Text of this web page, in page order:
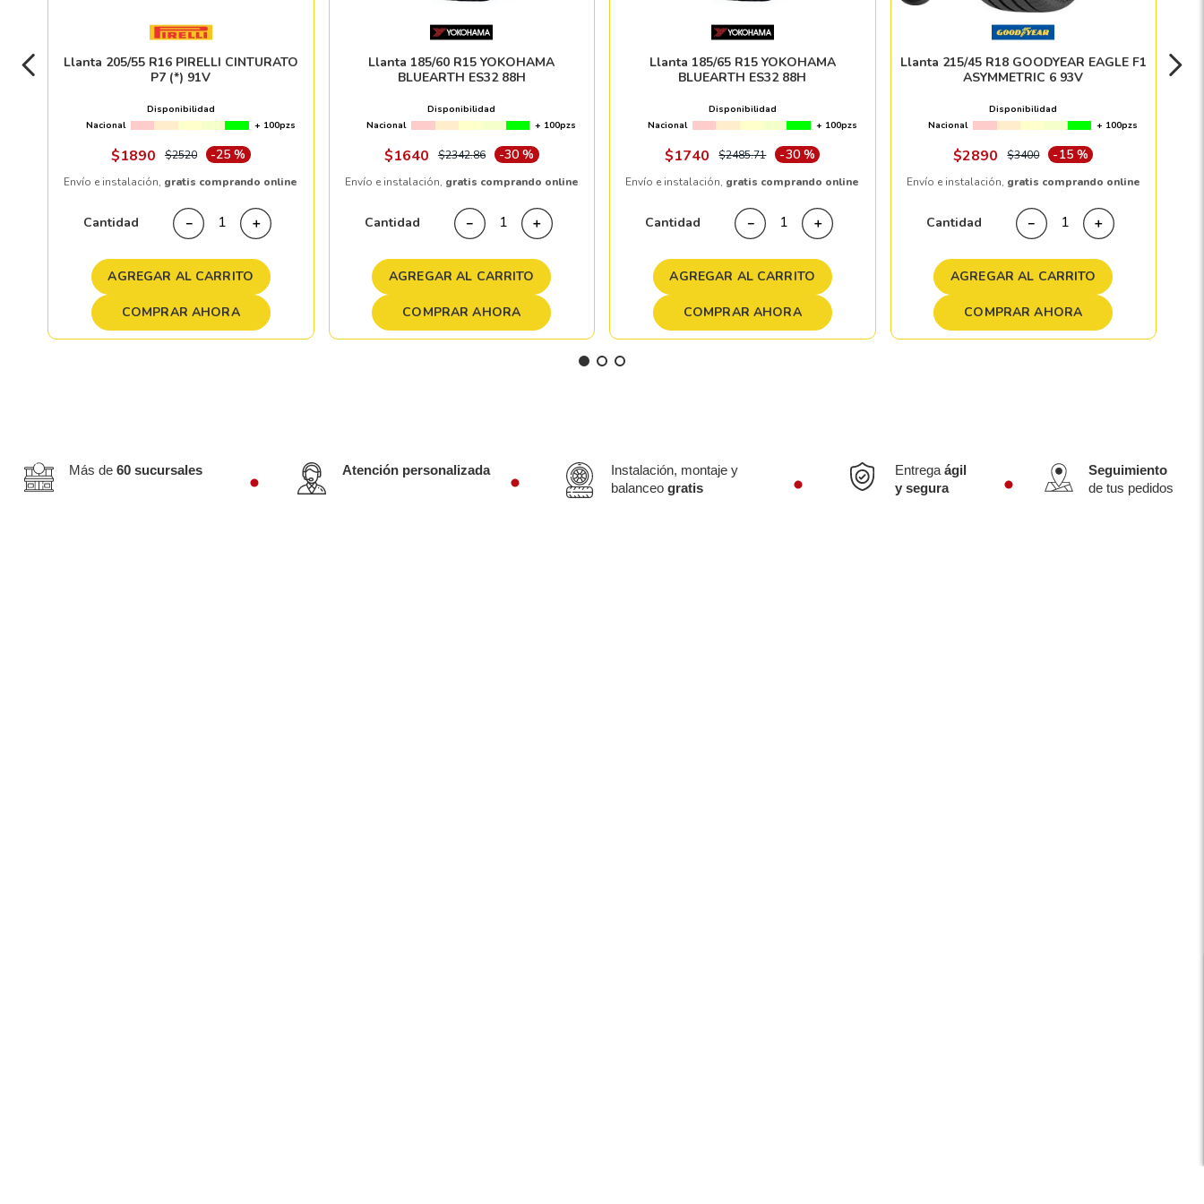
Llanta 205/55 R16 PIRELLI CINTURATO
P7 (*) 91V
Disponibilidad
Nacional
+ 100pzs
$1890 $2520 -25 %
Envío e instalación, gratis comprando online
Cantidad ＋
－
AGREGAR AL CARRITO
COMPRAR AHORA
Llanta 185/60 R15 YOKOHAMA
BLUEARTH ES32 88H
Disponibilidad
Nacional
+ 100pzs
$1640 $2342.86 -30 %
Envío e instalación, gratis comprando online
Cantidad ＋
－
AGREGAR AL CARRITO
COMPRAR AHORA
Llanta 185/65 R15 YOKOHAMA
BLUEARTH ES32 88H
Disponibilidad
Nacional
+ 100pzs
$1740 $2485.71 -30 %
Envío e instalación, gratis comprando online
Cantidad ＋
－
AGREGAR AL CARRITO
COMPRAR AHORA
Llanta 215/45 R18 GOODYEAR EAGLE F1
ASYMMETRIC 6 93V
Disponibilidad
Nacional
+ 100pzs
$2890 $3400 -15 %
Envío e instalación, gratis comprando online
Cantidad ＋
－
AGREGAR AL CARRITO
COMPRAR AHORA
Más de60 sucursales Atención personalizada
Instalación, montaje y
balanceogratis
Entrega ágil
y segura
Seguimiento
de tus pedidos